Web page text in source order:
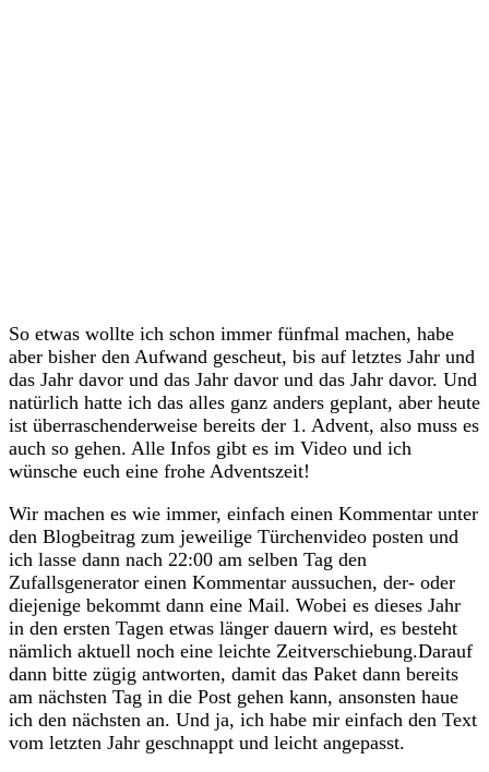
So etwas wollte ich schon immer fünfmal machen, habe
aber bisher den Aufwand gescheut, bis auf letztes Jahr und
das Jahr davor und das Jahr davor und das Jahr davor. Und
natürlich hatte ich das alles ganz anders geplant, aber heute
ist überraschenderweise bereits der 1. Advent, also muss es
auch so gehen. Alle Infos gibt es im Video und ich
wünsche euch eine frohe Adventszeit!
Wir machen es wie immer, einfach einen Kommentar unter
den Blogbeitrag zum jeweilige Türchenvideo posten und
ich lasse dann nach 22:00 am selben Tag den
Zufallsgenerator einen Kommentar aussuchen, der- oder
diejenige bekommt dann eine Mail. Wobei es dieses Jahr
in den ersten Tagen etwas länger dauern wird, es besteht
nämlich aktuell noch eine leichte Zeitverschiebung.Darauf
dann bitte zügig antworten, damit das Paket dann bereits
am nächsten Tag in die Post gehen kann, ansonsten haue
ich den nächsten an. Und ja, ich habe mir einfach den Text
vom letzten Jahr geschnappt und leicht angepasst.